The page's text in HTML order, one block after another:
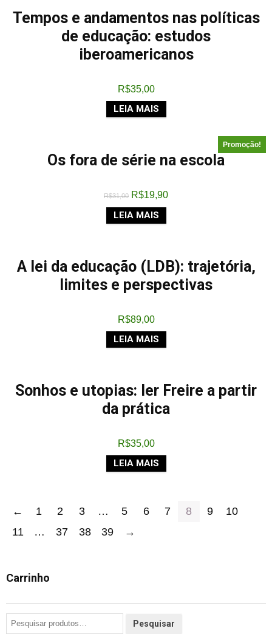
Tempos e andamentos nas políticas
de educação: estudos
iberoamericanos
R$35,00
LEIA MAIS
Promoção!
Os fora de série na escola
R$31,00 R$19,90
LEIA MAIS
A lei da educação (LDB): trajetória,
limites e perspectivas
R$89,00
LEIA MAIS
Sonhos e utopias: ler Freire a partir
da prática
R$35,00
LEIA MAIS
← 1 2 3 … 5 6 7 8 9
10
11
… 37 38 39 →
Carrinho